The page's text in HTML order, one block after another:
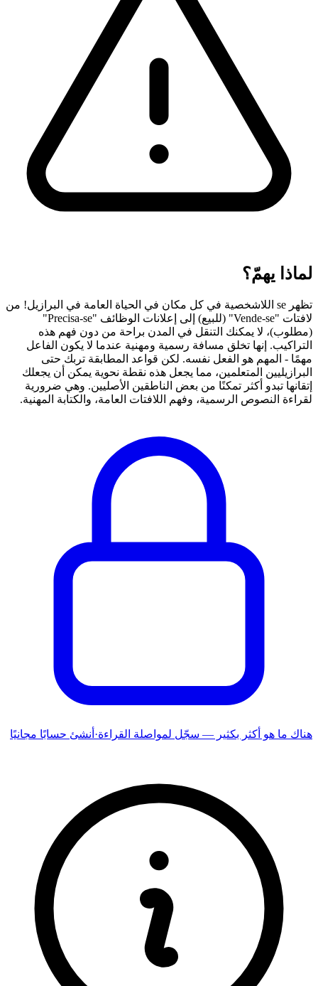
لماذا يهمّ؟
تظهر se اللاشخصية في كل مكان في الحياة العامة في البرازيل! من
لافتات "Vende-se" (للبيع) إلى إعلانات الوظائف "Precisa-se"
(مطلوب)، لا يمكنك التنقل في المدن براحة من دون فهم هذه
التراكيب. إنها تخلق مسافة رسمية ومهنية عندما لا يكون الفاعل
مهمًا - المهم هو الفعل نفسه. لكن قواعد المطابقة تربك حتى
البرازيليين المتعلمين، مما يجعل هذه نقطة نحوية يمكن أن يجعلك
إتقانها تبدو أكثر تمكنًا من بعض الناطقين الأصليين. وهي ضرورية
لقراءة النصوص الرسمية، وفهم اللافتات العامة، والكتابة المهنية.
هناك ما هو أكثر بكثير — سجّل لمواصلة القراءة· أنشئ حسابًا مجانيًا